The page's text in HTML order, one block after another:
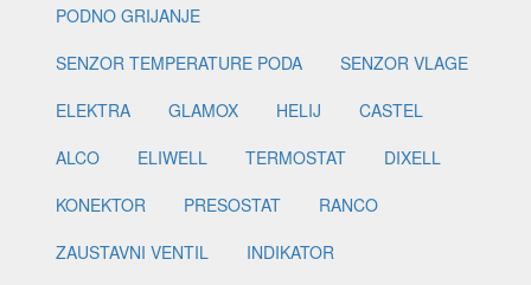
PODNO GRIJANJE
SENZOR TEMPERATURE PODA
SENZOR VLAGE
ELEKTRA
GLAMOX HELIJ
CASTEL
ALCO
ELIWELL TERMOSTAT
DIXELL
KONEKTOR
PRESOSTAT
RANCO
ZAUSTAVNI VENTIL
INDIKATOR